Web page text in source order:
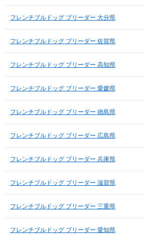
フレンチブルドッグ ブリーダー 大分県
フレンチブルドッグ ブリーダー 佐賀県
フレンチブルドッグ ブリーダー 高知県
フレンチブルドッグ ブリーダー 愛媛県
フレンチブルドッグ ブリーダー 徳島県
フレンチブルドッグ ブリーダー 広島県
フレンチブルドッグ ブリーダー 兵庫県
フレンチブルドッグ ブリーダー 滋賀県
フレンチブルドッグ ブリーダー 三重県
フレンチブルドッグ ブリーダー 愛知県